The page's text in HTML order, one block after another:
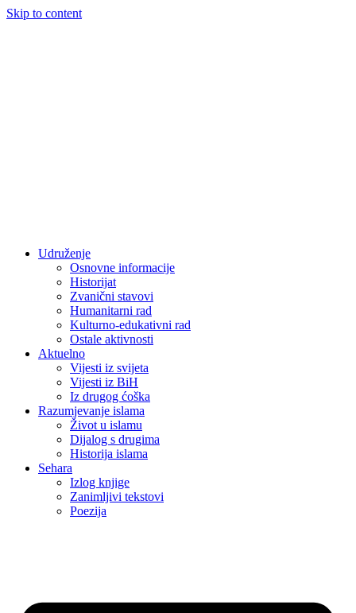
Skip to content
Udruženje
Osnovne informacije
Historijat
Zvanični stavovi
Humanitarni rad
Kulturno-edukativni rad
Ostale aktivnosti
Aktuelno
Vijesti iz svijeta
Vijesti iz BiH
Iz drugog ćoška
Razumjevanje islama
Život u islamu
Dijalog s drugima
Historija islama
Sehara
Izlog knjige
Zanimljivi tekstovi
Poezija